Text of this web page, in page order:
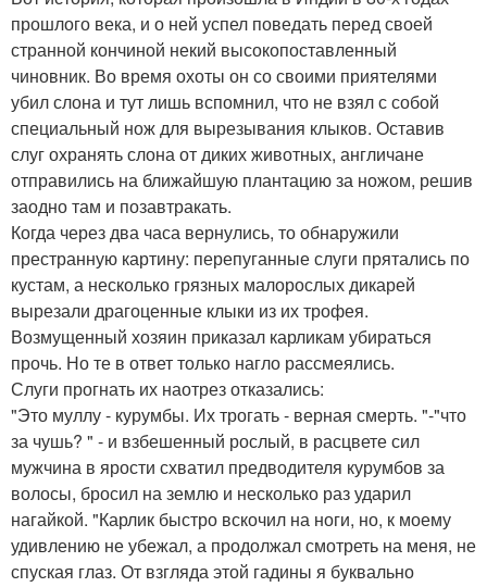
прошлого века, и о ней успел поведать перед своей
странной кончиной некий высокопоставленный
чиновник. Во время охоты он со своими приятелями
убил слона и тут лишь вспомнил, что не взял с собой
специальный нож для вырезывания клыков. Оставив
слуг охранять слона от диких животных, англичане
отправились на ближайшую плантацию за ножом, решив
заодно там и позавтракать.
Когда через два часа вернулись, то обнаружили
престранную картину: перепуганные слуги прятались по
кустам, а несколько грязных малорослых дикарей
вырезали драгоценные клыки из их трофея.
Возмущенный хозяин приказал карликам убираться
прочь. Но те в ответ только нагло рассмеялись.
Слуги прогнать их наотрез отказались:
"Это муллу - курумбы. Их трогать - верная смерть. "-"что
за чушь? " - и взбешенный рослый, в расцвете сил
мужчина в ярости схватил предводителя курумбов за
волосы, бросил на землю и несколько раз ударил
нагайкой. "Карлик быстро вскочил на ноги, но, к моему
удивлению не убежал, а продолжал смотреть на меня, не
спуская глаз. От взгляда этой гадины я буквально